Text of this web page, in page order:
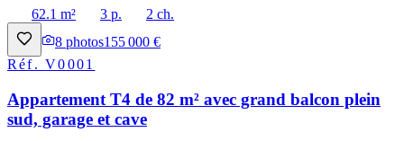
62.1 m²
3 p.
2 ch.
8 photos155 000 €
Réf.V0001
Appartement T4 de 82 m² avec grand balcon plein
sud, garage et cave